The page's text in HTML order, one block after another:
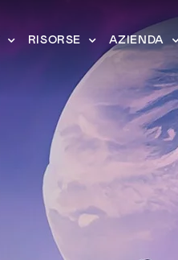
RISORSE AZIENDA